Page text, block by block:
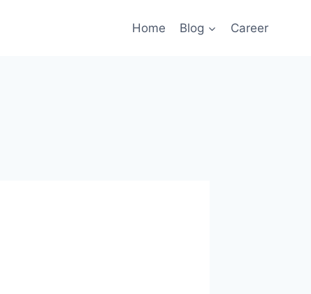
Home Blog Career